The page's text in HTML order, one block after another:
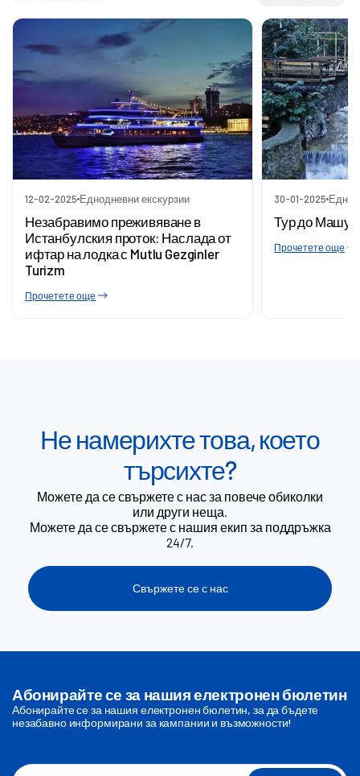
12-02-2025 Еднодневни екскурзии
Незабравимо преживяване в
Истанбулския проток: Наслада от
ифтар на лодка с Mutlu Gezginler
Turizm
Прочетете още
30-01-2025
Тур до
Прочетете още
Не намерихте това, което
търсихте?
Можете да се свържете с нас за повече обиколки
или други неща.
Можете да се свържете с нашия екип за поддръжка
24/7.
Свържете се с нас
Абонирайте се за нашия електронен бюлетин
Абонирайте се за нашия електронен бюлетин, за да бъдете
незабавно информирани за кампании и възможности!